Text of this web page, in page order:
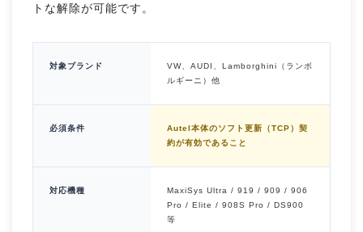
トな解除が可能です。
対象ブランド
VW、AUDI、Lamborghini（ランボ
ルギーニ）他
必須条件
Autel本体のソフト更新（TCP）契
約が有効であること
対応機種
MaxiSys Ultra / 919 / 909 / 906
Pro / Elite / 908S Pro / DS900
等